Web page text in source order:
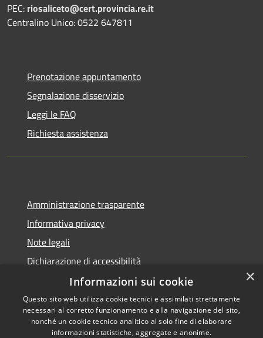
PEC: riosaliceto@cert.provincia.re.it
Centralino Unico: 0522 647811
Prenotazione appuntamento
Segnalazione disservizio
Leggi le FAQ
Richiesta assistenza
Amministrazione trasparente
Informativa privacy
Note legali
Dichiarazione di accessibilità
Accessibilità
Copyright © 2026 • Comune di
Rio Saliceto • Powered by
×
Informazioni sui cookie
Questo sito web utilizza cookie tecnici e assimilati strettamente
necessari al corretto funzionamento e alla navigazione del sito,
nonché un cookie tecnico analitico al solo fine di elaborare
informazioni statistiche, aggregate e anonime.